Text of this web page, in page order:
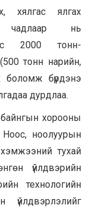
хялгас ялгах
чадлаар нь
2000 тонн-
тонн нарийн,
боломж бүрдэнэ
дурдлаа.
байнгын хорооны
ноолуурын
тухай
үйлдвэрийн
технологийн
үйлдвэрлэлийг